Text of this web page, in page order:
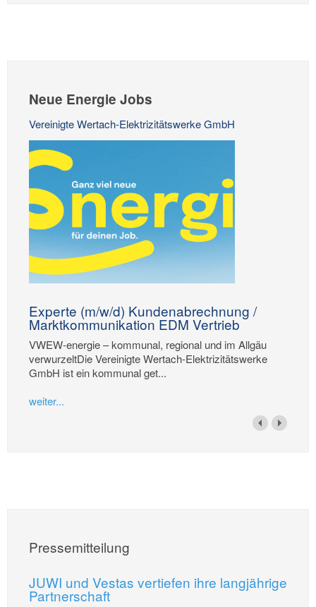
Neue Energie Jobs
Vereinigte Wertach-Elektrizitätswerke GmbH
Experte (m/w/d) Kundenabrechnung /
Marktkommunikation EDM Vertrieb
VWEW-energie – kommunal, regional und im Allgäu
verwurzeltDie Vereinigte Wertach-Elektrizitätswerke
GmbH ist ein kommunal get...
weiter...
Pressemitteilung
JUWI und Vestas vertiefen ihre langjährige
Partnerschaft